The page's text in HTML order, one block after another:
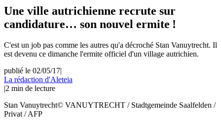
Une ville autrichienne recrute sur
candidature… son nouvel ermite !
C'est un job pas comme les autres qu'a décroché Stan Vanuytrecht. Il
est devenu ce dimanche l'ermite officiel d'un village autrichien.
publié le 02/05/17|
La rédaction d'Aleteia
|2 min de lecture
Stan Vanuytrecht© VANUYTRECHT / Stadtgemeinde Saalfelden /
Privat / AFP